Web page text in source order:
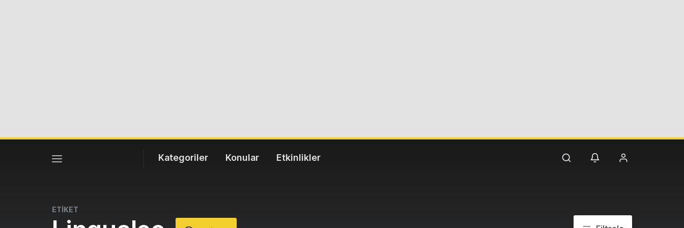
Kategoriler Konular Etkinlikler
ETİKET